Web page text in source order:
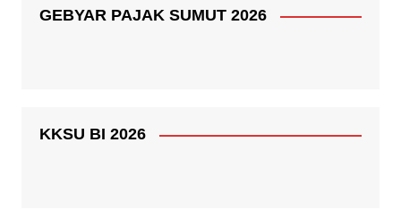
GEBYAR PAJAK SUMUT 2026
KKSU BI 2026